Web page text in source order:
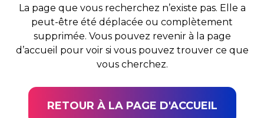
La page que vous recherchez n’existe pas. Elle a
peut-être été déplacée ou complètement
supprimée. Vous pouvez revenir à la page
d’accueil pour voir si vous pouvez trouver ce que
vous cherchez.
RETOUR À LA PAGE D'ACCUEIL